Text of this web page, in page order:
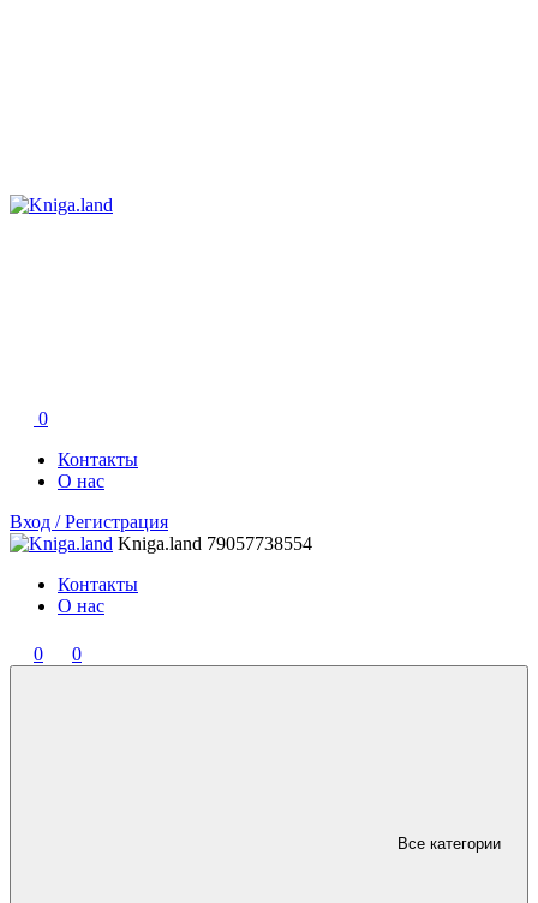
0
Контакты
О нас
Вход / Регистрация
Kniga.land 79057738554
Контакты
О нас
0 0
Все категории